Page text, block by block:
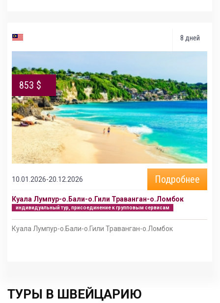
8 дней
853 $
10.01.2026-20.12.2026 Подробнее
Куала Лумпур-о.Бали-о.Гили Траванган-о.Ломбок
индивидуальный тур, присоединение к групповым сервисам
Куала Лумпур-о.Бали-о.Гили Траванган-о.Ломбок
ТУРЫ В ШВЕЙЦАРИЮ